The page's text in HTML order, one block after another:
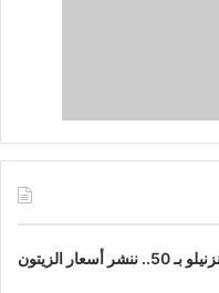
التفاحي بـ 110 والمنزنيلو بـ 50.. ننشر أسعار الزيتون